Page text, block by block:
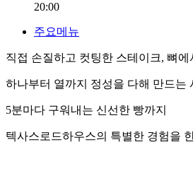
20:00
주요메뉴
직접 손질하고 컷팅한 스테이크, 뼈
하나부터 열까지 정성을 다해 만드는
5분마다 구워내는 신선한 빵까지
텍사스로드하우스의 특별한 경험을